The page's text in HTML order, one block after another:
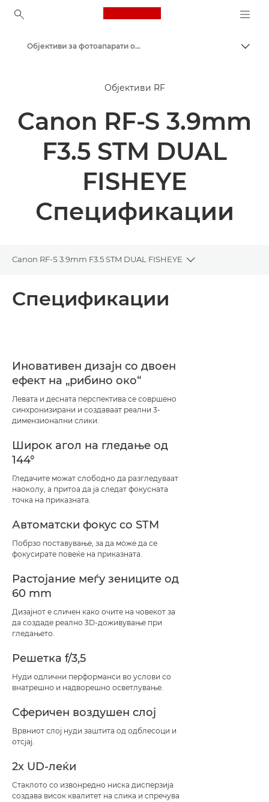
Canon Logo, back to
Објективи за фотоапарати од Canon
Објективи RF
Canon RF-S 3.9mm
F3.5 STM DUAL
FISHEYE
Спецификации
Canon RF-S 3.9mm F3.5 STM DUAL FISHEYE
Toggle
Спецификации
Иновативен дизајн со двоен
ефект на „рибино око“
Левата и десната перспектива се совршено
синхронизирани и создаваат реални 3-
димензионални слики.
Широк агол на гледање од
144°
Гледачите можат слободно да разгледуваат
наоколу, а притоа да ја следат фокусната
точка на приказната.
Автоматски фокус со STM
Побрзо поставување, за да може да се
фокусирате повеќе на приказната.
Растојание меѓу зениците од
60 mm
Дизајнот е сличен како очите на човекот за
да создаде реално 3D-доживување при
гледањето.
Решетка f/3,5
Нуди одлични перформанси во услови со
внатрешно и надворешно осветлување.
Сферичен воздушен слој
Врвниот слој нуди заштита од одблесоци и
отсјај.
2x UD-леќи
Стаклото со извонредно ниска дисперзија
создава висок квалитет на слика и спречува